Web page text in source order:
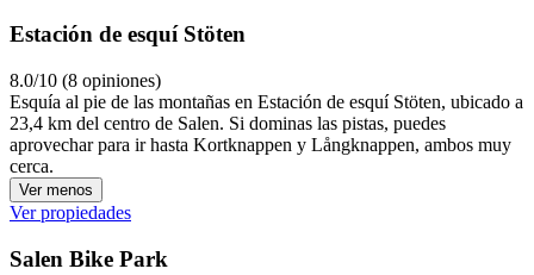
Estación de esquí Stöten
8.0/10 (8 opiniones)
Esquía al pie de las montañas en Estación de esquí Stöten, ubicado a
23,4 km del centro de Salen. Si dominas las pistas, puedes
aprovechar para ir hasta Kortknappen y Långknappen, ambos muy
cerca.
Ver menos
Ver propiedades
Salen Bike Park